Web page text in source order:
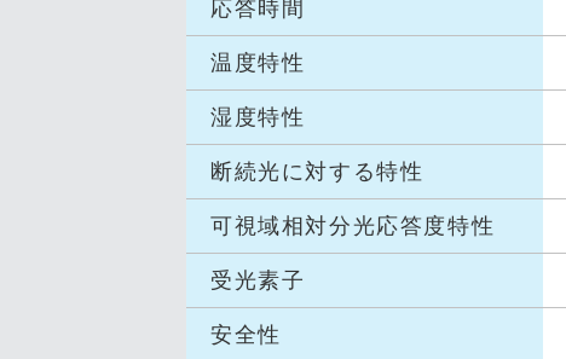
応答時間
温度特性
湿度特性
断続光に対する特性
可視域相対分光応答度特性
受光素子
安全性